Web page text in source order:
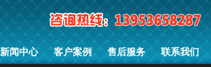
新闻中心 客户案例 售后服务 联系我们